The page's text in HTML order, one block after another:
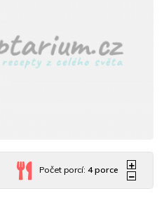
Počet porcí:4 porce